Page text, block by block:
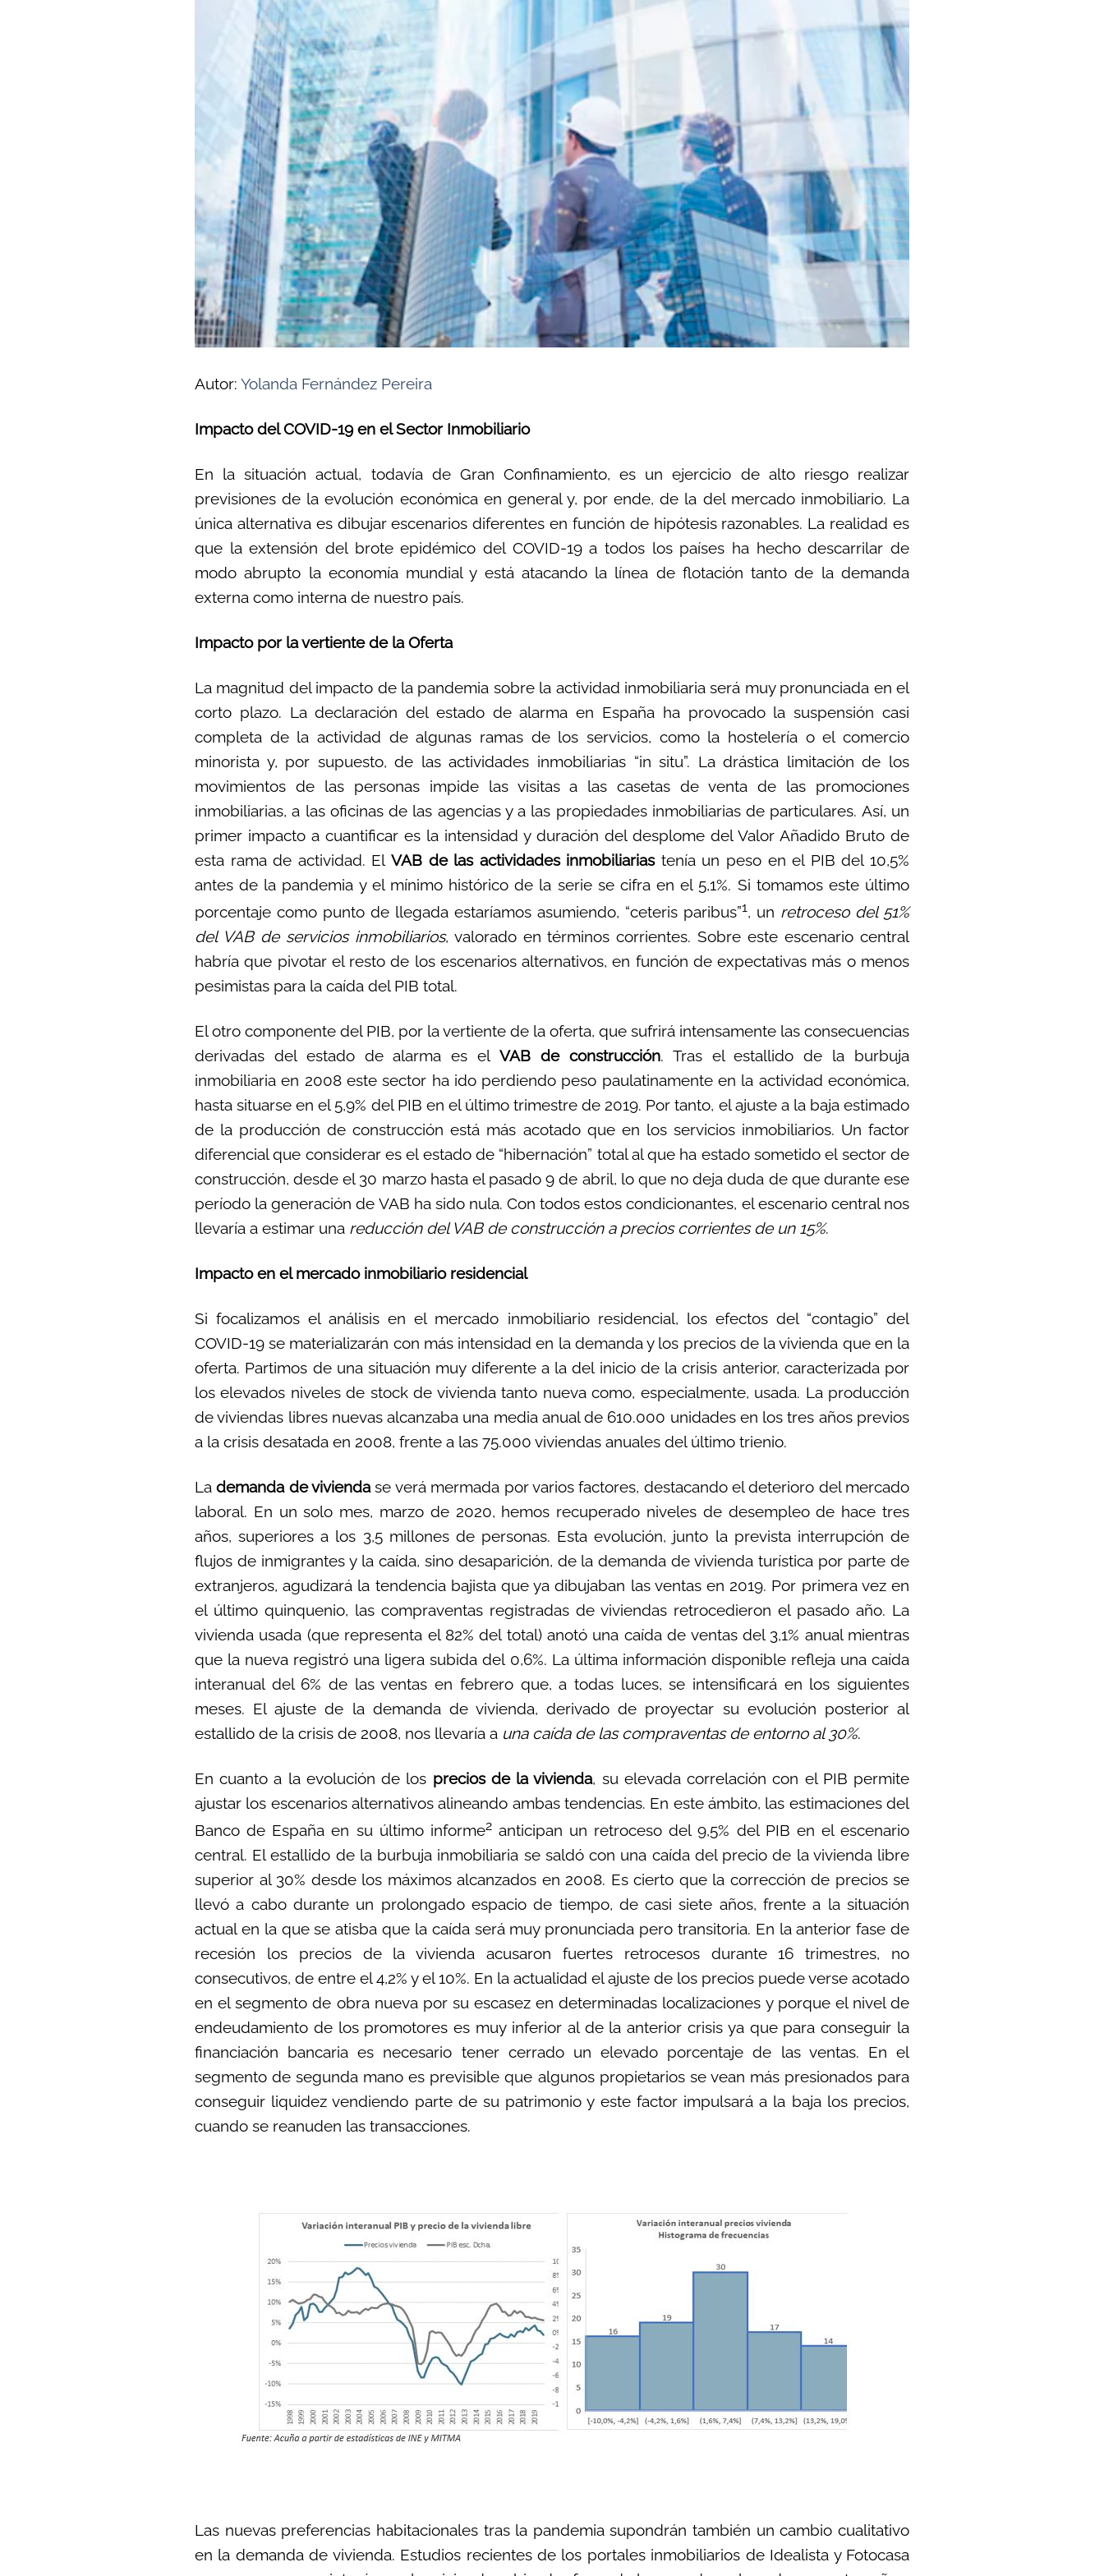
Autor: Yolanda Fernández Pereira
Impacto del COVID-19 en el Sector Inmobiliario
En la situación actual, todavía de Gran Confinamiento, es un ejercicio de alto riesgo realizar
previsiones de la evolución económica en general y, por ende, de la del mercado inmobiliario. La
única alternativa es dibujar escenarios diferentes en función de hipótesis razonables. La realidad es
que la extensión del brote epidémico del COVID-19 a todos los países ha hecho descarrilar de
modo abrupto la economía mundial y está atacando la línea de flotación tanto de la demanda
externa como interna de nuestro país.
Impacto por la vertiente de la Oferta
La magnitud del impacto de la pandemia sobre la actividad inmobiliaria será muy pronunciada en el
corto plazo. La declaración del estado de alarma en España ha provocado la suspensión casi
completa de la actividad de algunas ramas de los servicios, como la hostelería o el comercio
minorista y, por supuesto, de las actividades inmobiliarias “in situ”. La drástica limitación de los
movimientos de las personas impide las visitas a las casetas de venta de las promociones
inmobiliarias, a las oficinas de las agencias y a las propiedades inmobiliarias de particulares. Así, un
primer impacto a cuantificar es la intensidad y duración del desplome del Valor Añadido Bruto de
esta rama de actividad. El VAB de las actividades inmobiliariastenía un peso en el PIB del 10,5%
antes de la pandemia y el mínimo histórico de la serie se cifra en el 5,1%. Si tomamos este último
porcentaje como punto de llegada estaríamos asumiendo, “ceteris paribus”1, un retroceso del 51%
del VAB de servicios inmobiliarios, valorado en términos corrientes. Sobre este escenario central
habría que pivotar el resto de los escenarios alternativos, en función de expectativas más o menos
pesimistas para la caída del PIB total.
El otro componente del PIB, por la vertiente de la oferta, que sufrirá intensamente las consecuencias
derivadas del estado de alarma es elVAB de construcción. Tras el estallido de la burbuja
inmobiliaria en 2008 este sector ha ido perdiendo peso paulatinamente en la actividad económica,
hasta situarse en el 5,9% del PIB en el último trimestre de 2019. Por tanto, el ajuste a la baja estimado
de la producción de construcción está más acotado que en los servicios inmobiliarios. Un factor
diferencial que considerar es el estado de “hibernación” total al que ha estado sometido el sector de
construcción, desde el 30 marzo hasta el pasado 9 de abril, lo que no deja duda de que durante ese
período la generación de VAB ha sido nula. Con todos estos condicionantes, el escenario central nos
llevaría a estimar una reducción del VAB de construcción a precios corrientes de un 15%.
Impacto en el mercado inmobiliario residencial
Si focalizamos el análisis en el mercado inmobiliario residencial, los efectos del “contagio” del
COVID-19 se materializarán con más intensidad en la demanda y los precios de la vivienda que en la
oferta. Partimos de una situación muy diferente a la del inicio de la crisis anterior, caracterizada por
los elevados niveles de stock de vivienda tanto nueva como, especialmente, usada. La producción
de viviendas libres nuevas alcanzaba una media anual de 610.000 unidades en los tres años previos
a la crisis desatada en 2008, frente a las 75.000 viviendas anuales del último trienio.
Lademanda de viviendase verá mermada por varios factores, destacando el deterioro del mercado
laboral. En un solo mes, marzo de 2020, hemos recuperado niveles de desempleo de hace tres
años, superiores a los 3,5 millones de personas. Esta evolución, junto la prevista interrupción de
flujos de inmigrantes y la caída, sino desaparición, de la demanda de vivienda turística por parte de
extranjeros, agudizará la tendencia bajista que ya dibujaban las ventas en 2019. Por primera vez en
el último quinquenio, las compraventas registradas de viviendas retrocedieron el pasado año. La
vivienda usada (que representa el 82% del total) anotó una caída de ventas del 3,1% anual mientras
que la nueva registró una ligera subida del 0,6%. La última información disponible refleja una caída
interanual del 6% de las ventas en febrero que, a todas luces, se intensificará en los siguientes
meses. El ajuste de la demanda de vivienda, derivado de proyectar su evolución posterior al
estallido de la crisis de 2008, nos llevaría a una caída de las compraventas de entorno al 30%.
En cuanto a la evolución de los precios de la vivienda, su elevada correlación con el PIB permite
ajustar los escenarios alternativos alineando ambas tendencias. En este ámbito, las estimaciones del
Banco de España en su último informe2anticipan un retroceso del 9,5% del PIB en el escenario
central. El estallido de la burbuja inmobiliaria se saldó con una caída del precio de la vivienda libre
superior al 30% desde los máximos alcanzados en 2008. Es cierto que la corrección de precios se
llevó a cabo durante un prolongado espacio de tiempo, de casi siete años, frente a la situación
actual en la que se atisba que la caída será muy pronunciada pero transitoria. En la anterior fase de
recesión los precios de la vivienda acusaron fuertes retrocesos durante 16 trimestres, no
consecutivos, de entre el 4,2% y el 10%. En la actualidad el ajuste de los precios puede verse acotado
en el segmento de obra nueva por su escasez en determinadas localizaciones y porque el nivel de
endeudamiento de los promotores es muy inferior al de la anterior crisis ya que para conseguir la
financiación bancaria es necesario tener cerrado un elevado porcentaje de las ventas. En el
segmento de segunda mano es previsible que algunos propietarios se vean más presionados para
conseguir liquidez vendiendo parte de su patrimonio y este factor impulsará a la baja los precios,
cuando se reanuden las transacciones.
Las nuevas preferencias habitacionales tras la pandemia supondrán también un cambio cualitativo
en la demanda de vivienda. Estudios recientes de los portales inmobiliarios de Idealista y Fotocasa